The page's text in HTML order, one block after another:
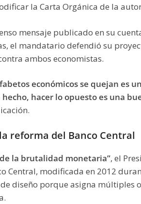
la Carta Orgánica de la
mensaje publicado en su
el mandatario defendió su
ambos economistas.
económicos se quejan es
hacer lo opuesto es una
reforma del Banco Central
la brutalidad monetaria”, el
Central, modificada en 2012
diseño porque asigna múltiples